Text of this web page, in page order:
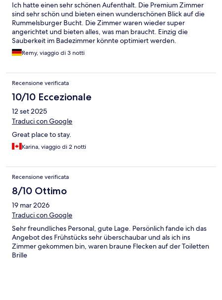
Ich hatte einen sehr schönen Aufenthalt. Die Premium Zimmer
sind sehr schön und bieten einen wunderschönen Blick auf die
Rummelsburger Bucht. Die Zimmer waren wieder super
angerichtet und bieten alles, was man braucht. Einzig die
Sauberkeit im Badezimmer könnte optimiert werden.
Remy, viaggio di 3 notti
Recensione verificata
10/10 Eccezionale
12 set 2025
Traduci con Google
Great place to stay.
Karina, viaggio di 2 notti
Recensione verificata
8/10 Ottimo
19 mar 2026
Traduci con Google
Sehr freundliches Personal, gute Lage. Persönlich fande ich das
Angebot des Frühstücks sehr überschaubar und als ich ins
Zimmer gekommen bin, waren braune Flecken auf der Toiletten
Brille